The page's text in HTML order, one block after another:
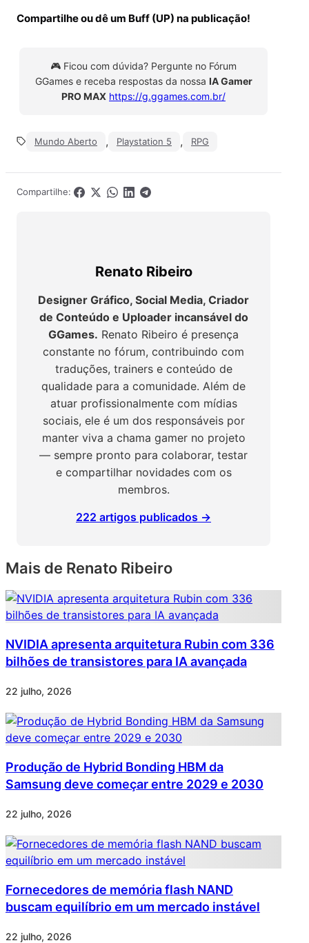
Compartilhe ou dê um Buff (UP) na publicação!
🎮 Ficou com dúvida? Pergunte no Fórum
GGames e receba respostas da nossa IA Gamer
PRO MAX https://g.ggames.com.br/
Mundo Aberto , Playstation 5 , RPG
Compartilhe:
Renato Ribeiro
Designer Gráfico, Social Media, Criador
de Conteúdo e Uploader incansável do
GGames. Renato Ribeiro é presença
constante no fórum, contribuindo com
traduções, trainers e conteúdo de
qualidade para a comunidade. Além de
atuar profissionalmente com mídias
sociais, ele é um dos responsáveis por
manter viva a chama gamer no projeto
— sempre pronto para colaborar, testar
e compartilhar novidades com os
membros.
222 artigos publicados →
Mais de Renato Ribeiro
NVIDIA apresenta arquitetura Rubin com 336
bilhões de transistores para IA avançada
22 julho, 2026
Produção de Hybrid Bonding HBM da
Samsung deve começar entre 2029 e 2030
22 julho, 2026
Fornecedores de memória flash NAND
buscam equilíbrio em um mercado instável
22 julho, 2026